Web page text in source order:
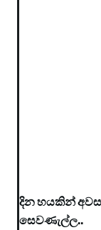
දින හයකින්
සෙවණැල්ල..